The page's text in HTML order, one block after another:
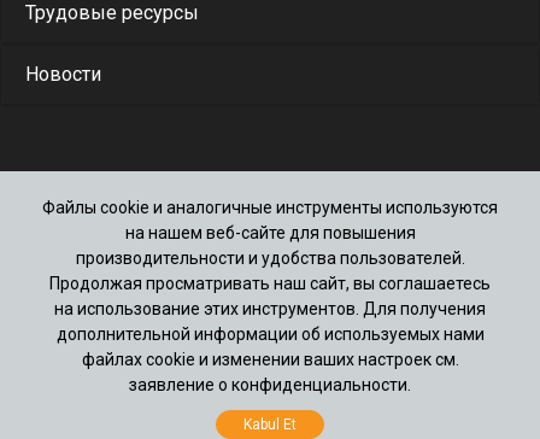
Трудовые ресурсы
Новости
(212) 861 28 00
Merkez Mah.Bati Sok.No:11 Bagimsiz Bölüm:1
Büyükçekmece / Istanbul 34535 34535 M.Sinan-
B.Cekmece - Istanbul
Официальные уведомления
Авторские права © Civtec Cıvata. Все права
Файлы cookie и аналогичные инструменты используются
на нашем веб-сайте для повышения
производительности и удобства пользователей.
Продолжая просматривать наш сайт, вы соглашаетесь
на использование этих инструментов. Для получения
дополнительной информации об используемых нами
файлах cookie и изменении ваших настроек см.
заявление о конфиденциальности.
Kabul Et